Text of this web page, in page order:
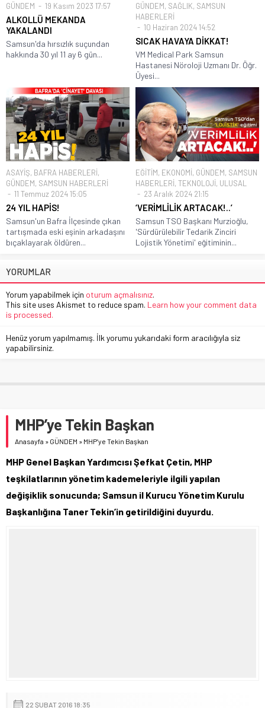
GÜNDEM 19 Kasım 2023 17:57
ALKOLLÜ MEKANDA
YAKALANDI
Samsun'da hırsızlık suçundan
hakkında 30 yıl 11 ay 6 gün...
GÜNDEM, SAĞLIK, SAMSUN
HABERLERİ
10 Haziran 2024 14:52
SICAK HAVAYA DİKKAT!
VM Medical Park Samsun
Hastanesi Nöroloji Uzmanı Dr. Öğr.
Üyesi...
ASAYİŞ, BAFRA HABERLERİ,
GÜNDEM, SAMSUN HABERLERİ
11 Temmuz 2024 15:05
24 YIL HAPİS!
Samsun'un Bafra İlçesinde çıkan
tartışmada eski eşinin arkadaşını
bıçaklayarak öldüren...
EĞİTİM, EKONOMİ, GÜNDEM, SAMSUN
HABERLERİ, TEKNOLOJİ, ULUSAL
23 Aralık 2024 21:15
‘VERİMLİLİK ARTACAK!..’
Samsun TSO Başkanı Murzioğlu,
'Sürdürülebilir Tedarik Zinciri
Lojistik Yönetimi' eğitiminin...
YORUMLAR
Yorum yapabilmek için oturum açmalısınız.
This site uses Akismet to reduce spam. Learn how your comment data
is processed.
Henüz yorum yapılmamış. İlk yorumu yukarıdaki form aracılığıyla siz
yapabilirsiniz.
MHP’ye Tekin Başkan
Anasayfa » GÜNDEM » MHP’ye Tekin Başkan
MHP Genel Başkan Yardımcısı Şefkat Çetin, MHP
teşkilatlarının yönetim kademeleriyle ilgili yapılan
değişiklik sonucunda; Samsun il Kurucu Yönetim Kurulu
Başkanlığına Taner Tekin’in getirildiğini duyurdu.
22 ŞUBAT 2016 18:35